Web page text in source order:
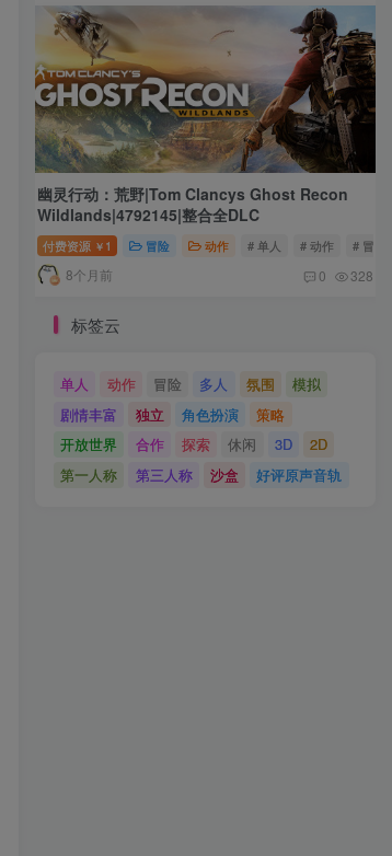
幽灵行动：荒野|Tom Clancys Ghost Recon
Wildlands|4792145|整合全DLC
付费资源 ￥ 1 冒险 动作 # 单人 # 动作 # 冒险
8个月前 0 328
标签云
单人 动作 冒险 多人 氛围
模拟
剧情丰富
独立 角色扮演
策略
开放世界
合作 探索 休闲 3D
2D
第一人称
第三人称 沙盒 好评原声音轨